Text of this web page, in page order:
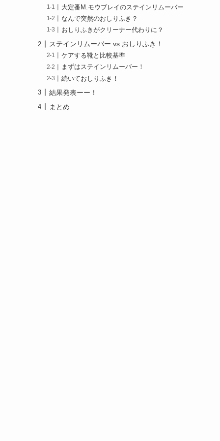
大定番M.モウブレイのステインリムーバー
なんで突然のおしりふき？
おしりふきがクリーナー代わりに？
ステインリムーバー vs おしりふき！
ケアする靴と比較基準
まずはステインリムーバー！
続いておしりふき！
結果発表ーー！
まとめ